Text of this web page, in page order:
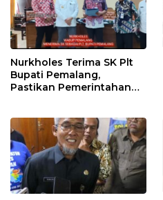
Nurkholes Terima SK Plt
Bupati Pemalang,
Pastikan Pemerintahan